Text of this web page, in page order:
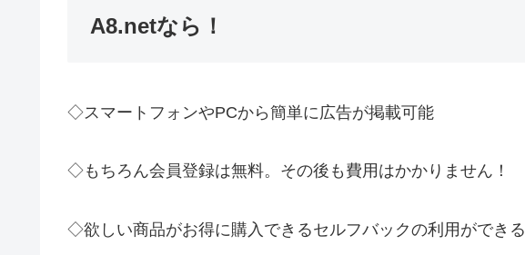
A8.netなら！
◇スマートフォンやPCから簡単に広告が掲載可能
◇もちろん会員登録は無料。その後も費用はかかりません！
◇欲しい商品がお得に購入できるセルフバックの利用ができる